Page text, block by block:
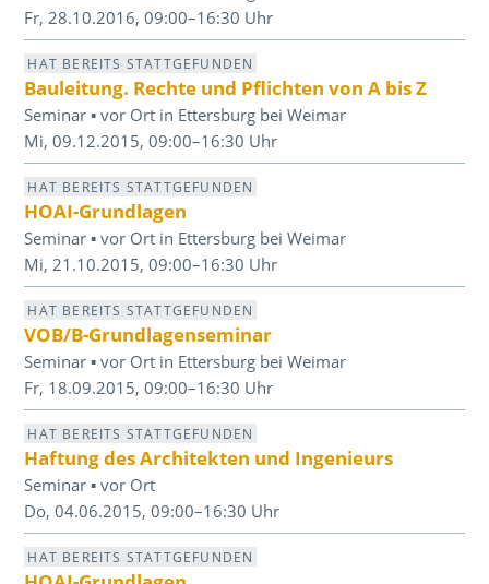
Fr, 28.10.2016, 09:00–16:30 Uhr
HAT BEREITS STATTGEFUNDEN
Bauleitung. Rechte und Pflichten von A bis Z
Seminar ▪ vor Ort in Ettersburg bei Weimar
Mi, 09.12.2015, 09:00–16:30 Uhr
HAT BEREITS STATTGEFUNDEN
HOAI-Grundlagen
Seminar ▪ vor Ort in Ettersburg bei Weimar
Mi, 21.10.2015, 09:00–16:30 Uhr
HAT BEREITS STATTGEFUNDEN
VOB/B-Grundlagenseminar
Seminar ▪ vor Ort in Ettersburg bei Weimar
Fr, 18.09.2015, 09:00–16:30 Uhr
HAT BEREITS STATTGEFUNDEN
Haftung des Architekten und Ingenieurs
Seminar ▪ vor Ort
Do, 04.06.2015, 09:00–16:30 Uhr
HAT BEREITS STATTGEFUNDEN